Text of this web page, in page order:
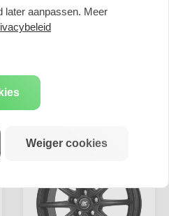
Ferric Grey Matt
(FGM) - 8.5J x 19inch
€ 214,12
later aanpassen. Meer
Weiger cookies